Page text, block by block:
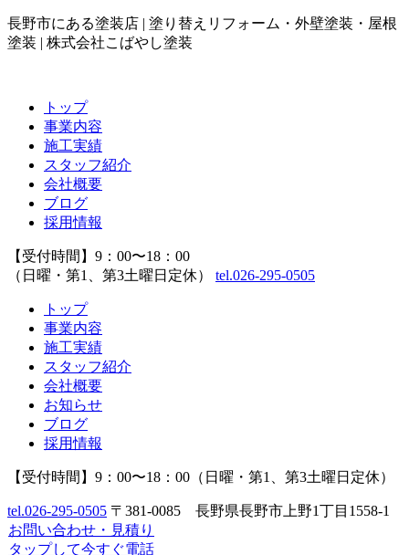
長野市にある塗装店 | 塗り替えリフォーム・外壁塗装・屋根
塗装 | 株式会社こばやし塗装
トップ
事業内容
施工実績
スタッフ紹介
会社概要
ブログ
採用情報
【受付時間】9：00〜18：00
（日曜・第1、第3土曜日定休）
tel.026-295-0505
トップ
事業内容
施工実績
スタッフ紹介
会社概要
お知らせ
ブログ
採用情報
【受付時間】9：00〜18：00（日曜・第1、第3土曜日定休）
tel.026-295-0505 〒381-0085 長野県長野市上野1丁目1558-1
お問い合わせ ・ 見積り
タップして今すぐ電話